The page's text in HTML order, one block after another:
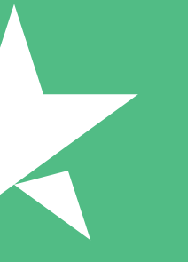
20 00